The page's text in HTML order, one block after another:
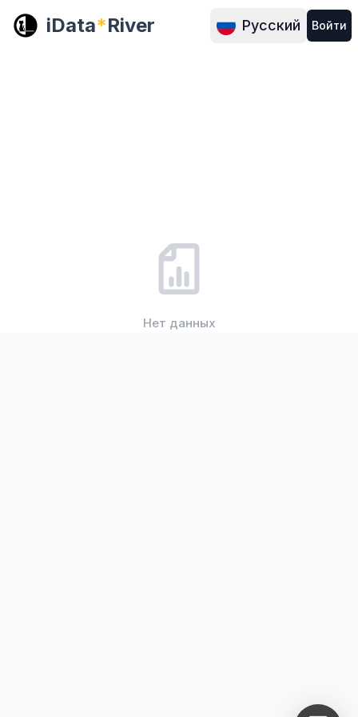
iData*River Русский Войти
Нет данных